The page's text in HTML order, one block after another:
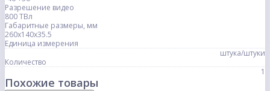
Разрешение видео
800 ТВл
Габаритные размеры, мм
260х140х35.5
Единица измерения
штука/штуки
Количество
1
Похожие товары